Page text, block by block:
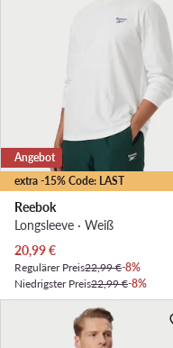
extra -15% Code: LAST
Angebot
Reebok
Longsleeve · Weiß
Aktueller Preis
20,99€
Regulärer Preis22,99 €-8%
Niedrigster Preis22,99 €-8%